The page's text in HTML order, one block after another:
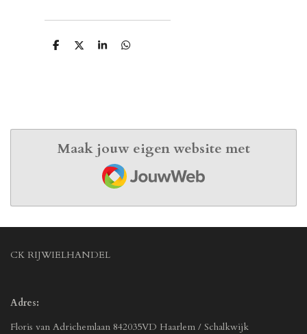
D
D
S
D
Maak jouw eigen website met
JouwWeb
CK RIJWIELHANDEL
Adres:
Floris van Adrichemlaan 842035VD Haarlem / Schalkwijk